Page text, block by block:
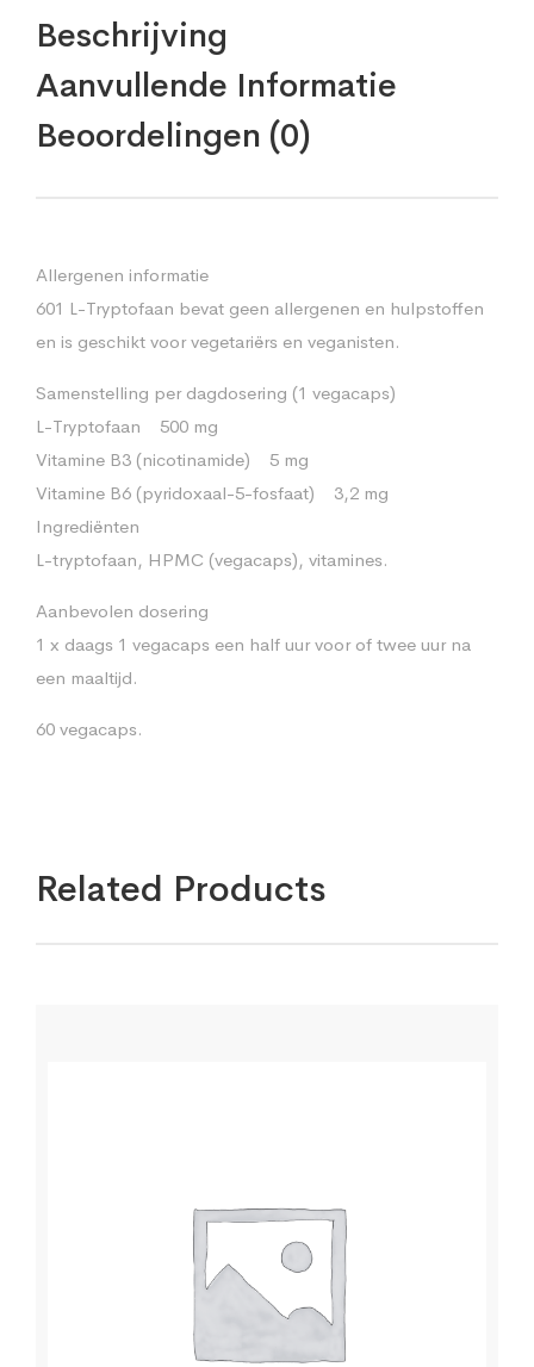
Beschrijving
Aanvullende Informatie
Beoordelingen (0)
Allergenen informatie
601 L-Tryptofaan bevat geen allergenen en hulpstoffen
en is geschikt voor vegetariërs en veganisten.
Samenstelling per dagdosering (1 vegacaps)
L-Tryptofaan 500 mg
Vitamine B3 (nicotinamide) 5 mg
Vitamine B6 (pyridoxaal-5-fosfaat) 3,2 mg
Ingrediënten
L-tryptofaan, HPMC (vegacaps), vitamines.
Aanbevolen dosering
1 x daags 1 vegacaps een half uur voor of twee uur na
een maaltijd.
60 vegacaps.
Related Products